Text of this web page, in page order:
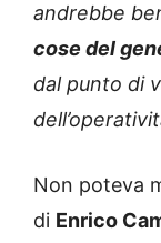
andrebbe
cose del
dal punto di
Non poteva
di Enrico